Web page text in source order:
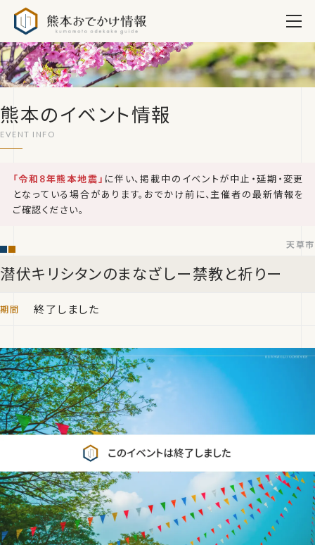
熊本のイベント情報
「令和8年熊本地震」 に伴い、掲載中のイベントが中止・延期・変更
となっている場合があります。おでかけ前に、主催者の最新情報を
ご確認ください。
潜伏キリシタンのまなざしー禁教と祈りー
天草市
終了しました